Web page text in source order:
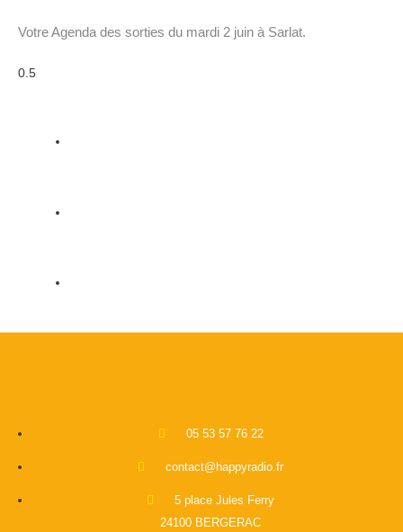
Votre Agenda des sorties du mardi 2 juin à Sarlat.
05 53 57 76 22
contact@happyradio.fr
5 place Jules Ferry
24100 BERGERAC